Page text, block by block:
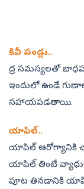
కివీ పండ్లు..
ద్ర సమస్యలతో
ఇందులో ఉండే
సహాయపడతాయి.
యాపిల్‌..
యాపిల్‌ ఆరోగ్యానికి
యాపిల్‌ తింటే
పూట తినడానికి యాపిల్‌